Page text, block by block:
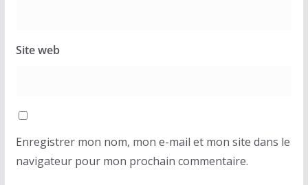
Site web
Enregistrer mon nom, mon e-mail et mon site dans le
navigateur pour mon prochain commentaire.